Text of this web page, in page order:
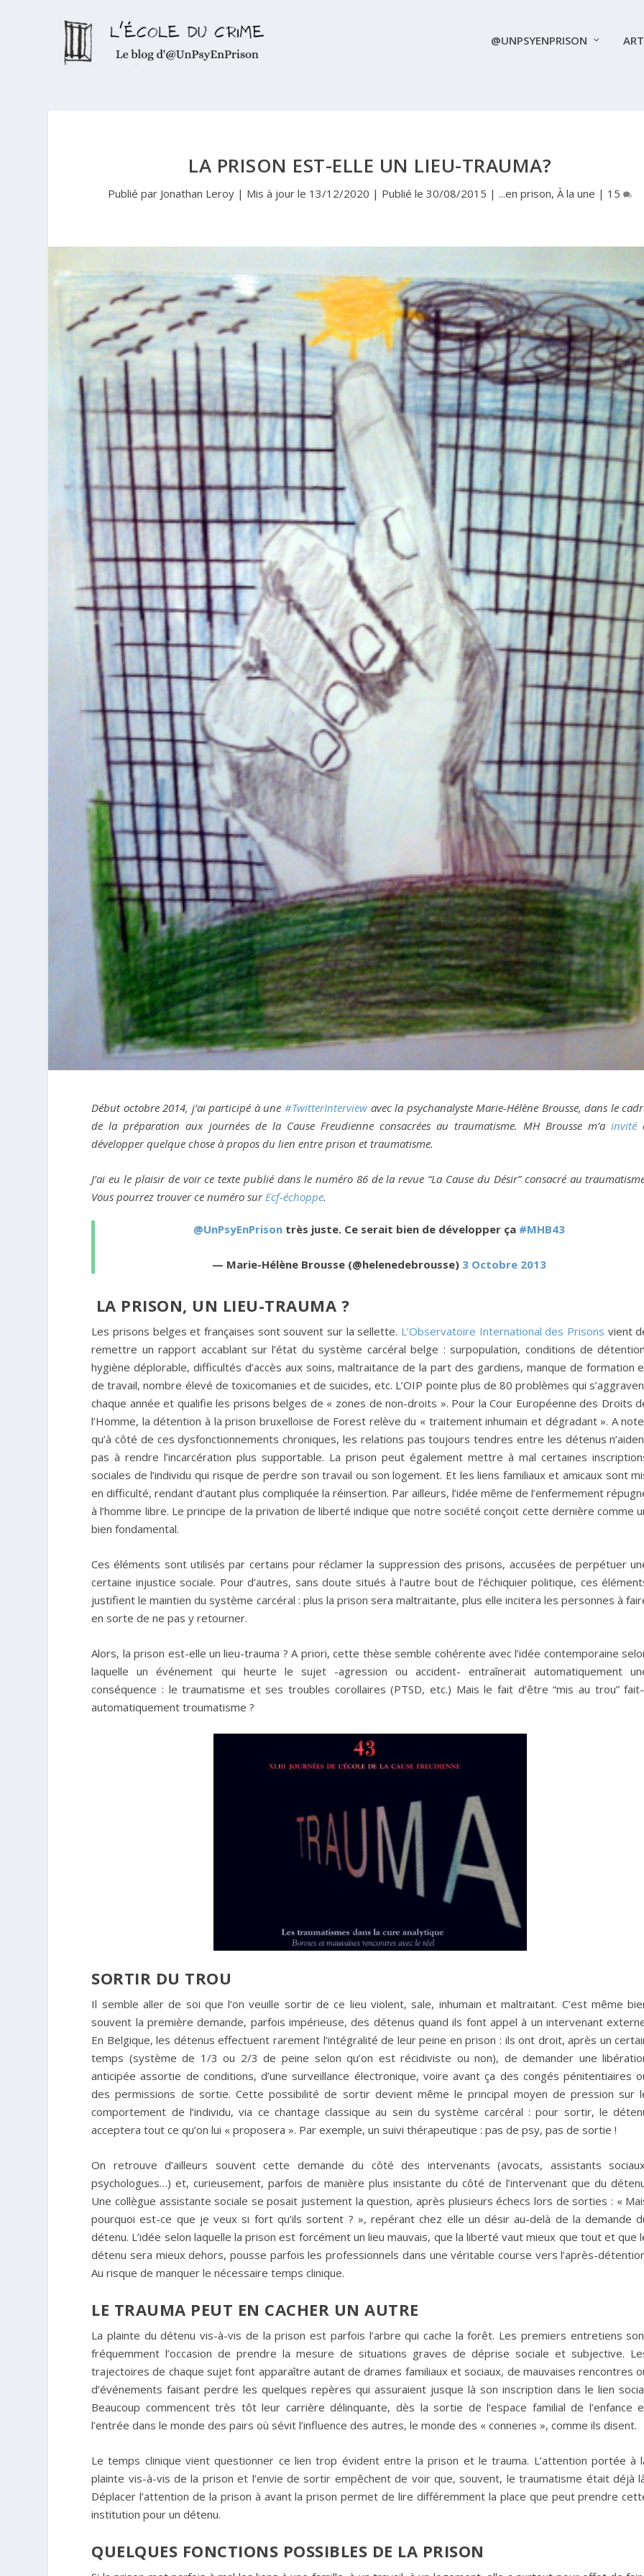
@UNPSYENPRISON
LA PRISON EST-ELLE UN LIEU-TRAUMA?
Publié par Jonathan Leroy | Mis à jour le 13/12/2020 | Publié le 30/08/2015 | ...en prison,À la une | 15
Début octobre 2014, j’ai participé à une#TwitterInterview avec la psychanalyste Marie-Hélène Brousse, dans le
de la préparation aux journées de la Cause Freudienne consacrées au traumatisme. MH Brousse m’ainvité
développer quelque chose à propos du lien entre prison et traumatisme.
J’ai eu le plaisir de voir ce texte publié dans le numéro 86 de la revue “La Cause du Désir” consacré au
Vous pourrez trouver ce numéro sur Ecf-échoppe.
@UnPsyEnPrisontrès juste. Ce serait bien de développer ça #MHB43
— Marie-Hélène Brousse (@helenedebrousse) 3 Octobre 2013
LA PRISON, UN LIEU-TRAUMA ?
Les prisons belges et françaises sont souvent sur la sellette. L’Observatoire International des Prisons vient
remettre un rapport accablant sur l’état du système carcéral belge : surpopulation, conditions de
hygiène déplorable, difficultés d’accès aux soins, maltraitance de la part des gardiens, manque de formation
de travail, nombre élevé de toxicomanies et de suicides, etc. L’OIP pointe plus de 80 problèmes qui
chaque année et qualifie les prisons belges de « zones de non-droits ». Pour la Cour Européenne des Droits
l’Homme, la détention à la prison bruxelloise de Forest relève du « traitement inhumain et dégradant ». A
qu’à côté de ces dysfonctionnements chroniques, les relations pas toujours tendres entre les détenus
pas à rendre l’incarcération plus supportable. La prison peut également mettre à mal certaines
sociales de l’individu qui risque de perdre son travail ou son logement. Et les liens familiaux et amicaux sont
en difficulté, rendant d’autant plus compliquée la réinsertion. Par ailleurs, l’idée même de l’enfermement
à l’homme libre. Le principe de la privation de liberté indique que notre société conçoit cette dernière comme
bien fondamental.
Ces éléments sont utilisés par certains pour réclamer la suppression des prisons, accusées de perpétuer
certaine injustice sociale. Pour d’autres, sans doute situés à l’autre bout de l’échiquier politique, ces
justifient le maintien du système carcéral : plus la prison sera maltraitante, plus elle incitera les personnes à
en sorte de ne pas y retourner.
Alors, la prison est-elle un lieu-trauma ? A priori, cette thèse semble cohérente avec l’idée contemporaine
laquelle un événement qui heurte le sujet -agression ou accident- entraînerait automatiquement
conséquence : le traumatisme et ses troubles corollaires (PTSD, etc.) Mais le fait d’être “mis au trou”
automatiquement troumatisme ?
SORTIR DU TROU
Il semble aller de soi que l’on veuille sortir de ce lieu violent, sale, inhumain et maltraitant. C’est même
souvent la première demande, parfois impérieuse, des détenus quand ils font appel à un intervenant
En Belgique, les détenus effectuent rarement l’intégralité de leur peine en prison : ils ont droit, après un
temps (système de 1/3 ou 2/3 de peine selon qu’on est récidiviste ou non), de demander une
anticipée assortie de conditions, d’une surveillance électronique, voire avant ça des congés pénitentiaires
des permissions de sortie. Cette possibilité de sortir devient même le principal moyen de pression sur
comportement de l’individu, via ce chantage classique au sein du système carcéral : pour sortir, le
acceptera tout ce qu’on lui « proposera ». Par exemple, un suivi thérapeutique : pas de psy, pas de sortie !
On retrouve d’ailleurs souvent cette demande du côté des intervenants (avocats, assistants
psychologues…) et, curieusement, parfois de manière plus insistante du côté de l’intervenant que du
Une collègue assistante sociale se posait justement la question, après plusieurs échecs lors de sorties : «
pourquoi est-ce que je veux si fort qu’ils sortent ? », repérant chez elle un désir au-delà de la demande
détenu. L’idée selon laquelle la prison est forcément un lieu mauvais, que la liberté vaut mieux que tout et que
détenu sera mieux dehors, pousse parfois les professionnels dans une véritable course vers l’après-
Au risque de manquer le nécessaire temps clinique.
LE TRAUMA PEUT EN CACHER UN AUTRE
La plainte du détenu vis-à-vis de la prison est parfois l’arbre qui cache la forêt. Les premiers entretiens
fréquemment l’occasion de prendre la mesure de situations graves de déprise sociale et subjective.
trajectoires de chaque sujet font apparaître autant de drames familiaux et sociaux, de mauvaises rencontres
d’événements faisant perdre les quelques repères qui assuraient jusque là son inscription dans le lien
Beaucoup commencent très tôt leur carrière délinquante, dès la sortie de l’espace familial de l’enfance
l’entrée dans le monde des pairs où sévit l’influence des autres, le monde des « conneries », comme ils disent.
Le temps clinique vient questionner ce lien trop évident entre la prison et le trauma. L’attention portée à
plainte vis-à-vis de la prison et l’envie de sortir empêchent de voir que, souvent, le traumatisme était déjà
Déplacer l’attention de la prison à avant la prison permet de lire différemment la place que peut prendre
institution pour un détenu.
QUELQUES FONCTIONS POSSIBLES DE LA PRISON